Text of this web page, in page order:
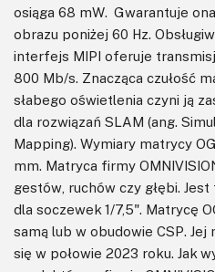
osiąga 68 mW. Gwarantuje
obrazu poniżej 60 Hz.
interfejs MIPI oferuje
800 Mb/s. Znacząca czułość
słabego oświetlenia czyni ją
dla rozwiązań SLAM (ang.
Mapping). Wymiary matrycy
mm. Matryca firmy
gestów, ruchów czy głębi.
dla soczewek 1/7,5". Matrycę
samą lub w obudowie CSP.
się w połowie 2023 roku. Jak